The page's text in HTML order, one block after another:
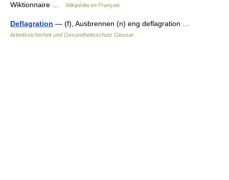
Wiktionnaire …
Wikipédia en Français
Deflagration — (f), Ausbrennen (n) eng deflagration …
Arbeitssicherheit und Gesundheitsschutz Glossar